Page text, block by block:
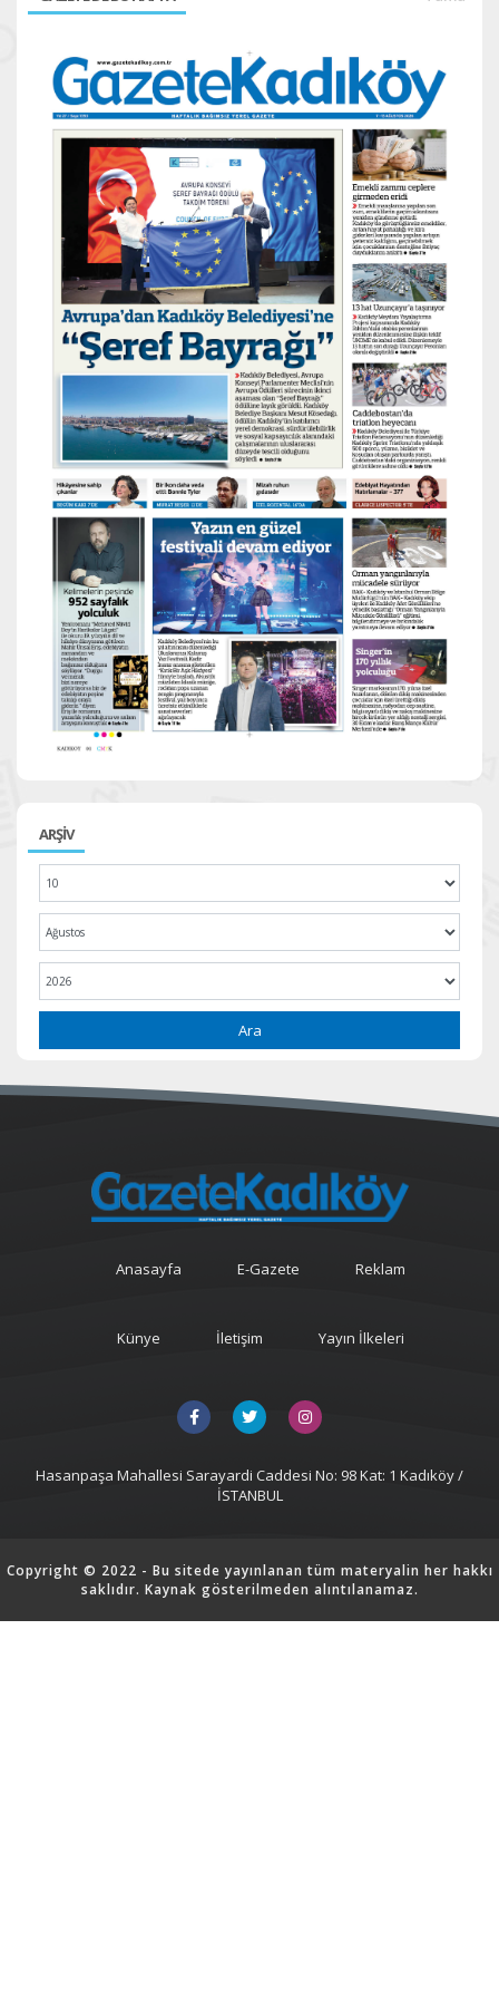
ARŞİV
Ara
Anasayfa E-Gazete Reklam
Künye İletişim Yayın İlkeleri
Hasanpaşa Mahallesi Sarayardi Caddesi No: 98 Kat: 1 Kadıköy /
İSTANBUL
Copyright © 2022 - Bu sitede yayınlanan tüm materyalin her hakkı
saklıdır. Kaynak gösterilmeden alıntılanamaz.